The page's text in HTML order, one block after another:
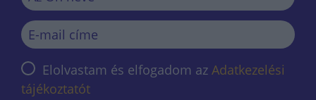
Elolvastam és elfogadom az Adatkezelési
tájékoztatót